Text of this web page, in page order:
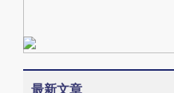
最新文章